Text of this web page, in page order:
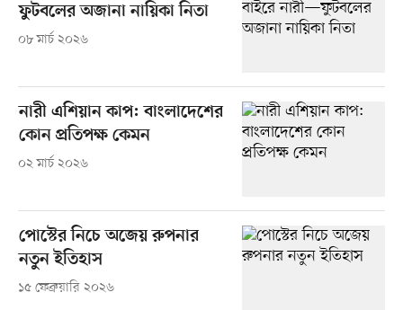
ফুটবলের অজানা নায়িকা নিতা
০৮ মার্চ ২০২৬
নারী এশিয়ান কাপ: বাংলাদেশের
কোন প্রতিপক্ষ কেমন
০২ মার্চ ২০২৬
পোস্টের নিচে অজেয় রুপনার
নতুন ইতিহাস
১৫ ফেব্রুয়ারি ২০২৬